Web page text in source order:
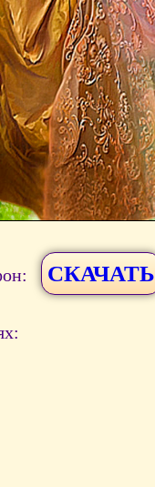
СКАЧАТЬ